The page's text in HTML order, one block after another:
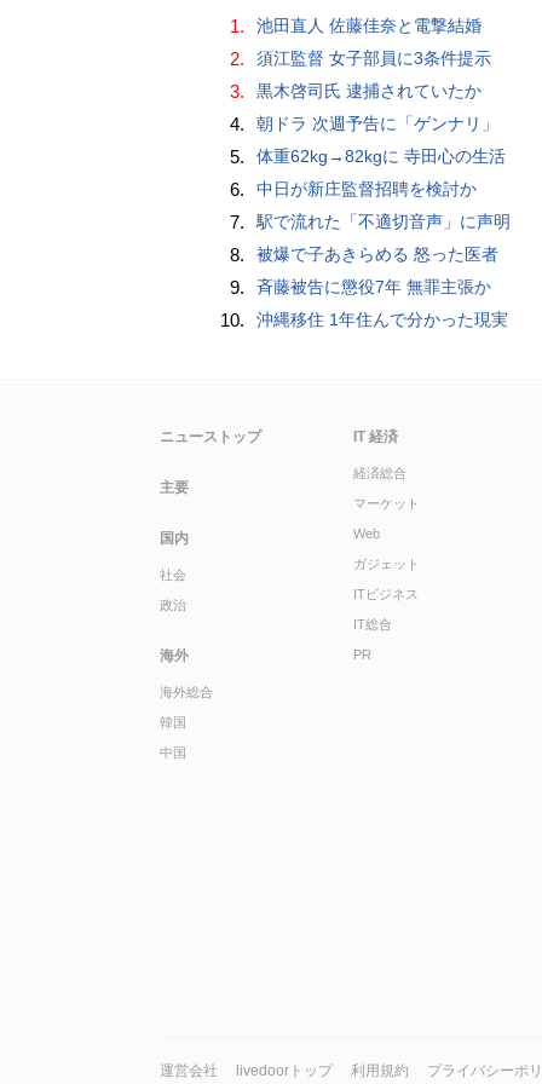
1. 池田直人 佐藤佳奈と電撃結婚
2. 須江監督 女子部員に3条件提示
3. 黒木啓司氏 逮捕されていたか
4. 朝ドラ 次週予告に「ゲンナリ」
5. 体重62kg→82kgに 寺田心の生活
6. 中日が新庄監督招聘を検討か
7. 駅で流れた「不適切音声」に声明
8. 被爆で子あきらめる 怒った医者
9. 斉藤被告に懲役7年 無罪主張か
10. 沖縄移住 1年住んで分かった現実
ニューストップ
主要
国内
社会
政治
海外
海外総合
韓国
中国
IT 経済
経済総合
マーケット
Web
ガジェット
ITビジネス
IT総合
PR
運営会社 livedoorトップ 利用規約 プライバシーポ